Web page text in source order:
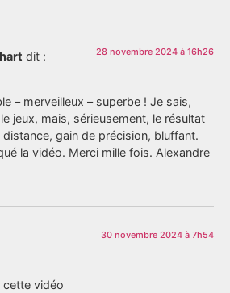
dit : 28 novembre 2024 à 16h26
– merveilleux – superbe ! Je sais,
jeux, mais, sérieusement, le résultat
gain de précision, bluffant.
la vidéo. Merci mille fois. Alexandre
30 novembre 2024 à 7h54
cette vidéo